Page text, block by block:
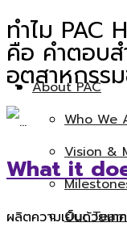
About PAC
Who We
Vision &
Our Team
ทำไม PAC
คือ คำตอบส
อุตสาหกรร
What it
ผลิตความเย็นด้วยเท